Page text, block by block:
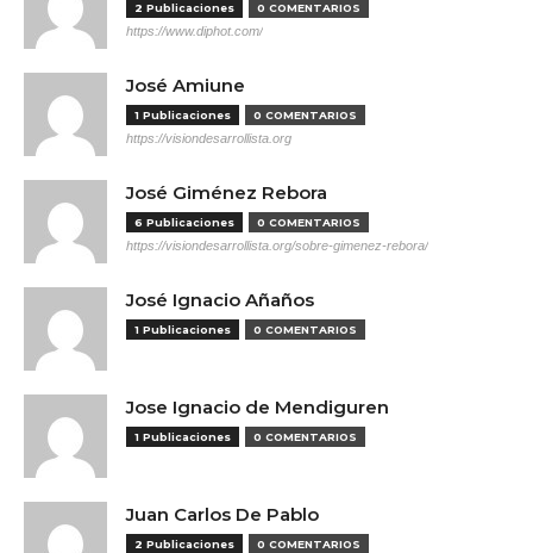
2 Publicaciones 0 COMENTARIOS
https://www.diphot.com/
José Amiune
1 Publicaciones 0 COMENTARIOS
https://visiondesarrollista.org
José Giménez Rebora
6 Publicaciones 0 COMENTARIOS
https://visiondesarrollista.org/sobre-gimenez-rebora/
José Ignacio Añaños
1 Publicaciones 0 COMENTARIOS
Jose Ignacio de Mendiguren
1 Publicaciones 0 COMENTARIOS
Juan Carlos De Pablo
2 Publicaciones 0 COMENTARIOS